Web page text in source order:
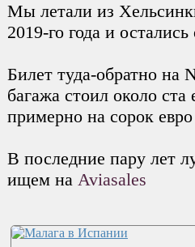
Мы летали из
2019-го года и
Билет туда-обратно на
багажа стоил около ста
примерно на сорок
В последние пару лет
ищем на Aviasales